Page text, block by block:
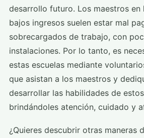
desarrollo futuro. Los maestros en
bajos ingresos suelen estar mal
sobrecargados de trabajo, con
instalaciones. Por lo tanto, es
estas escuelas mediante
que asistan a los maestros y
desarrollar las habilidades de
brindándoles atención, cuidado y
¿Quieres descubrir otras maneras